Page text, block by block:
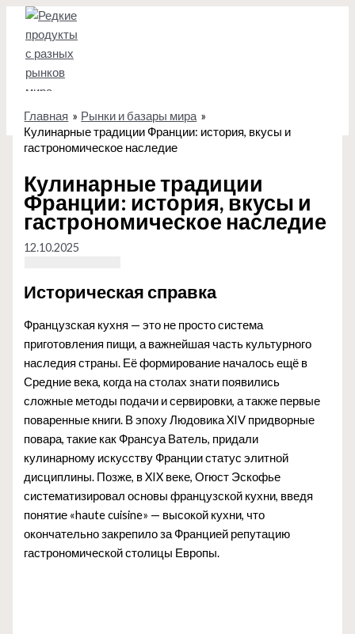
Перейти
содержимому
Главная
Рынки и базары мира
Кулинарные традиции Франции: история, вкусы и
гастрономическое наследие
Кулинарные традиции
Франции: история, вкусы и
гастрономическое наследие
12.10.2025
Историческая справка
Французская кухня — это не просто система
приготовления пищи, а важнейшая часть культурного
наследия страны. Её формирование началось ещё в
Средние века, когда на столах знати появились
сложные методы подачи и сервировки, а также первые
поваренные книги. В эпоху Людовика XIV придворные
повара, такие как Франсуа Ватель, придали
кулинарному искусству Франции статус элитной
дисциплины. Позже, в XIX веке, Огюст Эскофье
систематизировал основы французской кухни, введя
понятие «haute cuisine» — высокой кухни, что
окончательно закрепило за Францией репутацию
гастрономической столицы Европы.